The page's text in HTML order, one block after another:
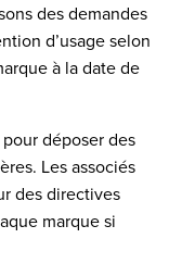
des demandes
d’usage selon
à la date de
déposer des
Les associés
des directives
marque si